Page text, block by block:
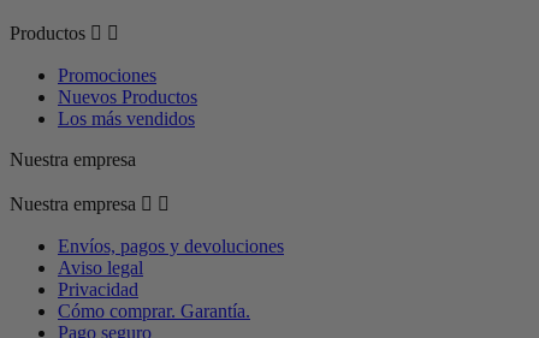
Productos  
Promociones
Nuevos Productos
Los más vendidos
Nuestra empresa
Nuestra empresa  
Envíos, pagos y devoluciones
Aviso legal
Privacidad
Cómo comprar. Garantía.
Pago seguro